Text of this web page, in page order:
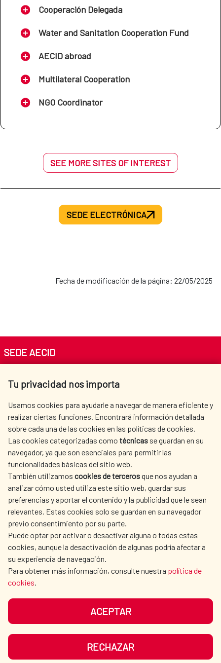
ciudades de Sucre, Oruro y Trinidad.
Cooperación Delegada
Water and Sanitation Cooperation Fund
AECID abroad
Multilateral Cooperation
NGO Coordinator
SEE MORE SITES OF INTEREST
SEDE ELECTRÓNICA
Fecha de modificación de la página: 22/05/2025
Tu privacidad nos importa
Usamos cookies para ayudarle a navegar de manera eficiente y
realizar ciertas funciones. Encontrará información detallada
sobre cada una de las cookies en las políticas de cookies.
Las cookies categorizadas como técnicas se guardan en su
navegador, ya que son esenciales para permitir las
funcionalidades básicas del sitio web.
También utilizamos cookies de tercerosque nos ayudan a
analizar cómo usted utiliza este sitio web, guardar sus
preferencias y aportar el contenido y la publicidad que le sean
relevantes. Estas cookies solo se guardan en su navegador
previo consentimiento por su parte.
Puede optar por activar o desactivar alguna o todas estas
cookies, aunque la desactivación de algunas podría afectar a
su experiencia de navegación.
Para obtener más información, consulte nuestra política de
cookies.
ACEPTAR
RECHAZAR
SEDE AECID
Tel. +34 900 20 30 54​​​​​​​
AECID
WHERE DO WE COOPERATE?
SPANISH HUMANITARIAN
ACTION
PRESS ROOM
CULTURE AND SCIENCE LIBRARY
OUR SOCIAL MEDIA
DATA PROTECTION
COOKIE POLICY
BROWSING GUIDE
SITEMAP